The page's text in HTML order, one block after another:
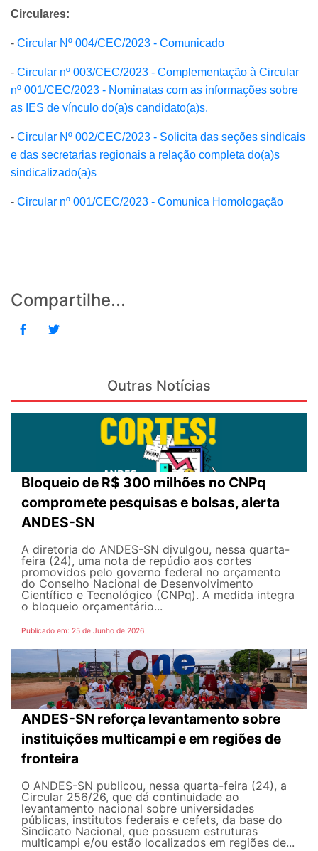
Circulares:
- Circular Nº 004/CEC/2023 - Comunicado
- Circular nº 003/CEC/2023 - Complementação à Circular
nº 001/CEC/2023 - Nominatas com as informações sobre
as IES de vínculo do(a)s candidato(a)s.
- Circular Nº 002/CEC/2023 - Solicita das seções sindicais
e das secretarias regionais a relação completa do(a)s
sindicalizado(a)s
- Circular nº 001/CEC/2023 - Comunica Homologação
Compartilhe...
Outras Notícias
Bloqueio de R$ 300 milhões no CNPq
compromete pesquisas e bolsas, alerta
ANDES-SN
A diretoria do ANDES-SN divulgou, nessa quarta-
feira (24), uma nota de repúdio aos cortes
promovidos pelo governo federal no orçamento
do Conselho Nacional de Desenvolvimento
Científico e Tecnológico (CNPq). A medida integra
o bloqueio orçamentário...
Publicado em: 25 de Junho de 2026
ANDES-SN reforça levantamento sobre
instituições multicampi e em regiões de
fronteira
O ANDES-SN publicou, nessa quarta-feira (24), a
Circular 256/26, que dá continuidade ao
levantamento nacional sobre universidades
públicas, institutos federais e cefets, da base do
Sindicato Nacional, que possuem estruturas
multicampi e/ou estão localizados em regiões de...